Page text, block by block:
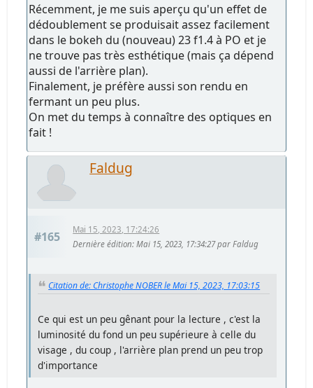
Récemment, je me suis aperçu qu'un effet de
dédoublement se produisait assez facilement
dans le bokeh du (nouveau) 23 f1.4 à PO et je
ne trouve pas très esthétique (mais ça dépend
aussi de l'arrière plan).
Finalement, je préfère aussi son rendu en
fermant un peu plus.
On met du temps à connaître des optiques en
fait !
Faldug
#165
Mai 15, 2023, 17:24:26
Dernière édition: Mai 15, 2023, 17:34:27 par Faldug
Citation de: Christophe NOBER le Mai 15, 2023, 17:03:15
Ce qui est un peu gênant pour la lecture , c'est la
luminosité du fond un peu supérieure à celle du
visage , du coup , l'arrière plan prend un peu trop
d'importance